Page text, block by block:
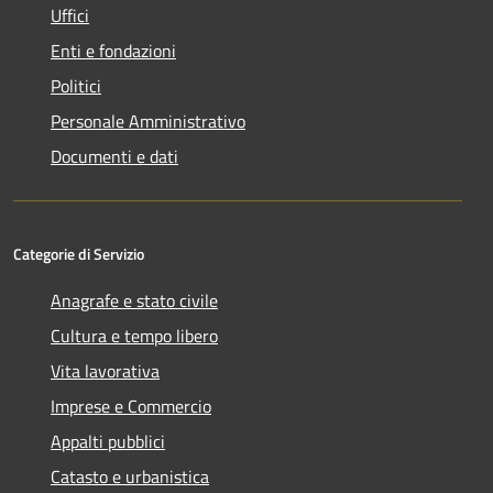
Uffici
Enti e fondazioni
Politici
Personale Amministrativo
Documenti e dati
Categorie di Servizio
Anagrafe e stato civile
Cultura e tempo libero
Vita lavorativa
Imprese e Commercio
Appalti pubblici
Catasto e urbanistica